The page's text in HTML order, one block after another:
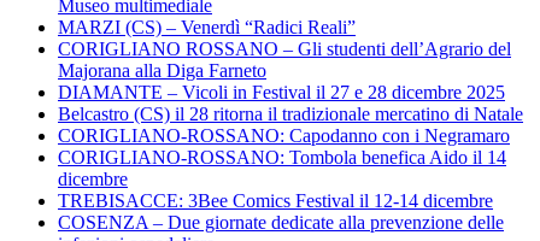
Museo multimediale
MARZI (CS) – Venerdì “Radici Reali”
CORIGLIANO ROSSANO – Gli studenti dell’Agrario del
Majorana alla Diga Farneto
DIAMANTE – Vicoli in Festival il 27 e 28 dicembre 2025
Belcastro (CS) il 28 ritorna il tradizionale mercatino di Natale
CORIGLIANO-ROSSANO: Capodanno con i Negramaro
CORIGLIANO-ROSSANO: Tombola benefica Aido il 14
dicembre
TREBISACCE: 3Bee Comics Festival il 12-14 dicembre
COSENZA – Due giornate dedicate alla prevenzione delle